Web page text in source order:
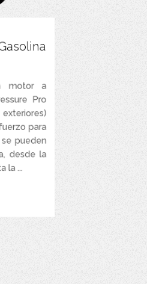
motor a
Pro
para
pueden
desde la
la ...
a gasolina.
y 12 GPM.
y 7.000 PSI.